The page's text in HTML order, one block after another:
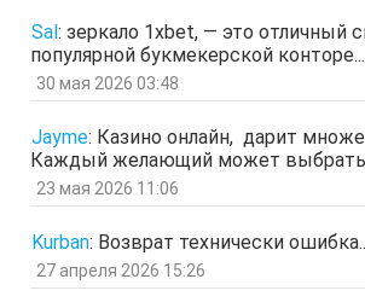
Гость
ЗОл
Гость
оЭЬЧ
SPPS
ау, есть кто живой здесь?)
Гость
Sal : зеркало 1xbet, — это отличный
популярной букмекерской
30 мая 2026 03:48
Jayme: Казино онлайн, дарит
Каждый желающий может выбрать
23 мая 2026 11:06
Kurban: Возврат технически
27 апреля 2026 15:26